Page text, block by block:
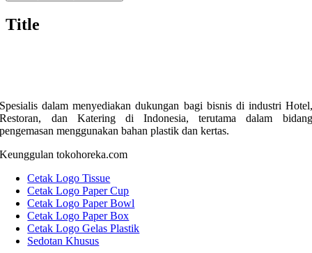
Title
Spesialis dalam menyediakan dukungan bagi bisnis di industri Hotel,
Restoran, dan Katering di Indonesia, terutama dalam bidang
pengemasan menggunakan bahan plastik dan kertas.
Keunggulan tokohoreka.com
Cetak Logo Tissue
Cetak Logo Paper Cup
Cetak Logo Paper Bowl
Cetak Logo Paper Box
Cetak Logo Gelas Plastik
Sedotan Khusus